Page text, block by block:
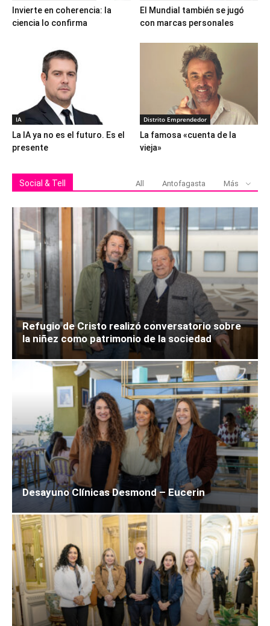
Invierte en coherencia: la
ciencia lo confirma
El Mundial también se jugó
con marcas personales
IA
La IA ya no es el futuro. Es el
presente
Distrito Emprendedor
La famosa «cuenta de la
vieja»
Social & Tell All Antofagasta Más
Refugio de Cristo realizó conversatorio sobre
la niñez como patrimonio de la sociedad
Desayuno Clínicas Desmond – Eucerin